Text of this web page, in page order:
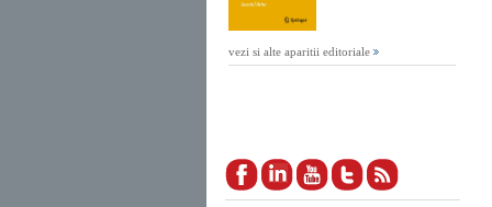
vezi si alte aparitii editoriale